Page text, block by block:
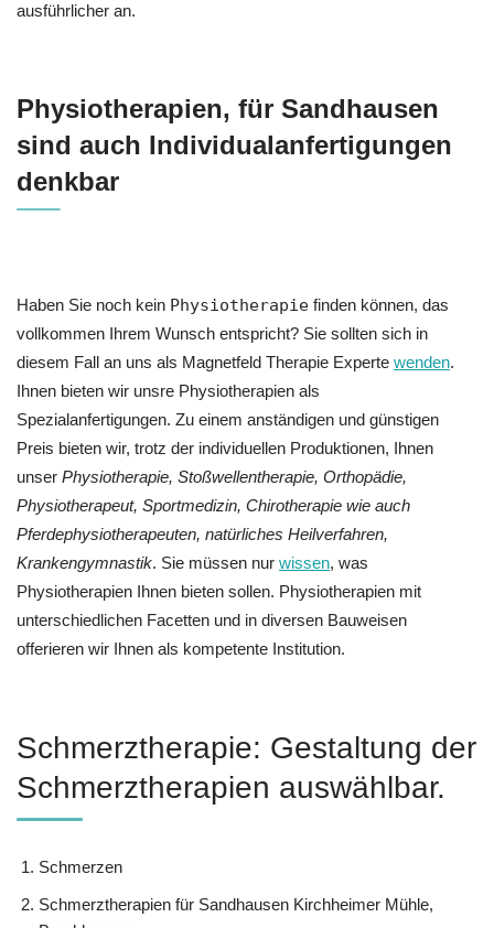
ausführlicher an.
Physiotherapien, für Sandhausen
sind auch Individualanfertigungen
denkbar
Haben Sie noch kein Physiotherapie finden können, das
vollkommen Ihrem Wunsch entspricht? Sie sollten sich in
diesem Fall an uns als Magnetfeld Therapie Experte wenden.
Ihnen bieten wir unsre Physiotherapien als
Spezialanfertigungen. Zu einem anständigen und günstigen
Preis bieten wir, trotz der individuellen Produktionen, Ihnen
unser Physiotherapie, Stoßwellentherapie, Orthopädie,
Physiotherapeut, Sportmedizin, Chirotherapie wie auch
Pferdephysiotherapeuten, natürliches Heilverfahren,
Krankengymnastik. Sie müssen nur wissen, was
Physiotherapien Ihnen bieten sollen. Physiotherapien mit
unterschiedlichen Facetten und in diversen Bauweisen
offerieren wir Ihnen als kompetente Institution.
Schmerztherapie: Gestaltung der
Schmerztherapien auswählbar.
Schmerzen
Schmerztherapien für Sandhausen Kirchheimer Mühle,